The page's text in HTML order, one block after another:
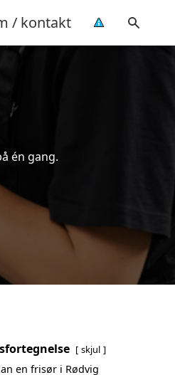
/ kontakt
én gang.
skjul
en frisør i Rødvig